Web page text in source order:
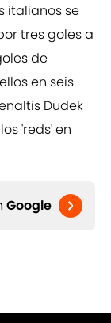
italianos se
tres goles a
de
en seis
Dudek
'reds' en
Google